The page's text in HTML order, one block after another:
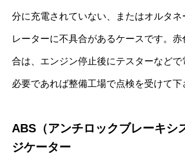
分に充電されていない、またはオルタネ
レーターに不具合があるケースです。
合は、エンジン停止後にテスターなどで
必要であれば整備工場で点検を受けて下
ABS（アンチロックブレーキシ
ジケーター